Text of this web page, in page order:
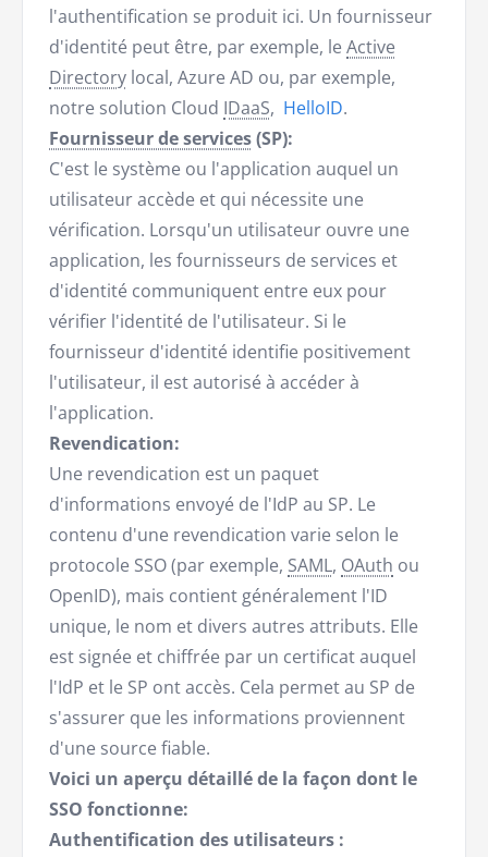
l'authentification se produit ici. Un fournisseur
d'identité peut être, par exemple, le Active
Directory local, Azure AD ou, par exemple,
notre solution Cloud IDaaS, HelloID.
Fournisseur de services(SP):
C'est le système ou l'application auquel un
utilisateur accède et qui nécessite une
vérification. Lorsqu'un utilisateur ouvre une
application, les fournisseurs de services et
d'identité communiquent entre eux pour
vérifier l'identité de l'utilisateur. Si le
fournisseur d'identité identifie positivement
l'utilisateur, il est autorisé à accéder à
l'application.
Revendication:
Une revendication est un paquet
d'informations envoyé de l'IdP au SP. Le
contenu d'une revendication varie selon le
protocole SSO (par exemple, SAML, OAuth ou
OpenID), mais contient généralement l'ID
unique, le nom et divers autres attributs. Elle
est signée et chiffrée par un certificat auquel
l'IdP et le SP ont accès. Cela permet au SP de
s'assurer que les informations proviennent
d'une source fiable.
Voici un aperçu détaillé de la façon dont le
SSO fonctionne:
Authentification des utilisateurs :